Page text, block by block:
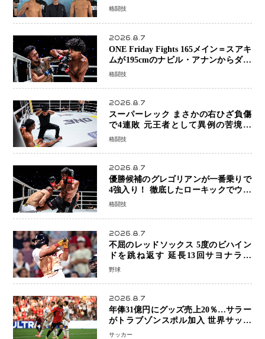
ーは契約体重で決戦へ、山本歩夢と平
格闘技
2026.8.7
ONE Friday Fights 165メイン＝スアキ
ムが195cmのナビル・アナンからダウ
ン奪取！猛反撃を耐え抜き判定勝利、
格闘技
2026.8.7
スーパーレック まさかの右ひざ負傷
で4連敗 元王者として異例の苦境…
「アクシデント」でも消えない危険信
格闘技
2026.8.7
優勝候補のグレゴリアンが一番乗りで
4強入り！ 徹底したローキックでウス
ビャンを攻略、判定勝利
格闘技
2026.8.7
不屈のレッドソックス 5度のビハイン
ドを跳ね返す 延長13回サヨナラ勝
ち 吉田正尚選手も2安打1打点で貢献 4
野球
2026.8.7
年俸31億円にグッズ売上20％…サラー
がトラブゾンスポル加入 世界サッカ
ーは「五大リーグ一強」から新時代へ
サッカー